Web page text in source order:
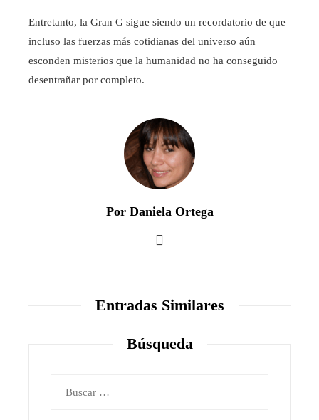
Entretanto, la Gran G sigue siendo un recordatorio de que
incluso las fuerzas más cotidianas del universo aún
esconden misterios que la humanidad no ha conseguido
desentrañar por completo.
Por Daniela Ortega
Entradas Similares
Búsqueda